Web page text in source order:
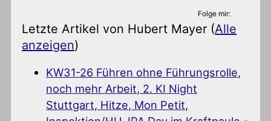
Folge mir:
Letzte Artikel von Hubert Mayer (Alle
anzeigen)
KW31-26 Führen ohne Führungsrolle,
noch mehr Arbeit, 2. KI Night
Stuttgart, Hitze, Mon Petit,